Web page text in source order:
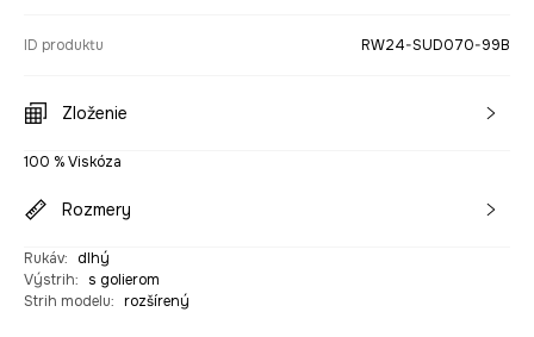
ID produktu RW24-SUD070-99B
Zloženie
100 % Viskóza
Rozmery
Rukáv:
dlhý
Výstrih:
s golierom
Strih modelu: rozšírený